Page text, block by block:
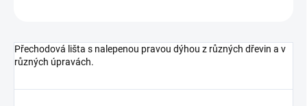
Přechodová lišta s nalepenou pravou dýhou z různých dřevin a v
různých úpravách.